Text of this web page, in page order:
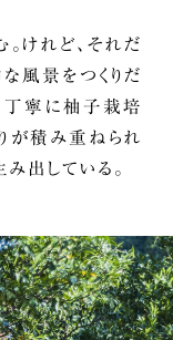
けれど、それだ
風景をつくりだ
丁寧に柚子栽培
が積み重ねられ
出している。